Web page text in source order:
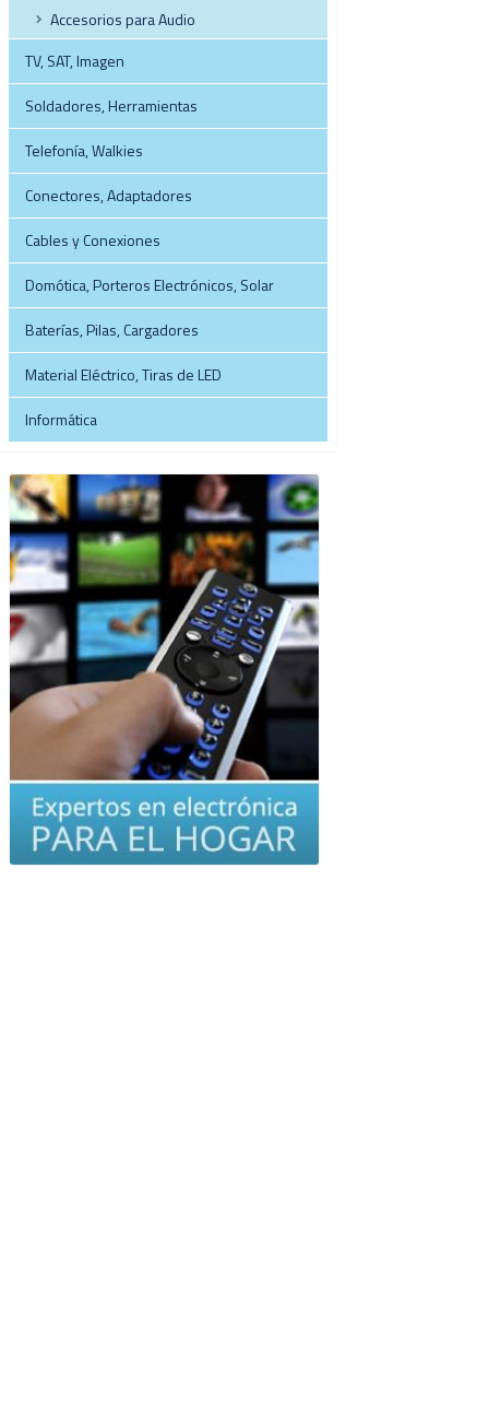
Accesorios para Audio
TV, SAT, Imagen
Soldadores, Herramientas
Telefonía, Walkies
Conectores, Adaptadores
Cables y Conexiones
Domótica, Porteros Electrónicos, Solar
Baterías, Pilas, Cargadores
Material Eléctrico, Tiras de LED
Informática